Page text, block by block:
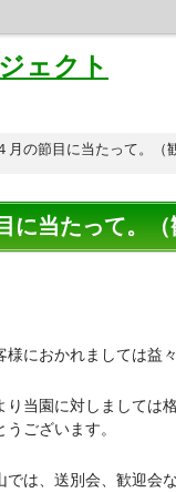
ェクト
月の節目に当たって。（
に当たって。
様におかれましては益
当園に対しましては
ございます。
は、送別会、歓迎会